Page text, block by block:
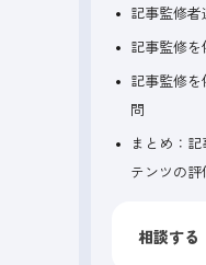
記事監修
記事監修
記事監修
問
まとめ：
テンツの評
相談する